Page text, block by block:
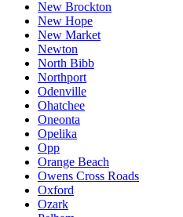
New Brockton
New Hope
New Market
Newton
North Bibb
Northport
Odenville
Ohatchee
Oneonta
Opelika
Opp
Orange Beach
Owens Cross Roads
Oxford
Ozark